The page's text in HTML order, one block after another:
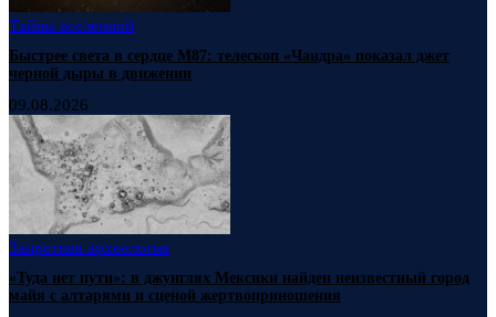
Тайны вселенной
Быстрее света в сердце М87: телескоп «Чандра» показал джет
черной дыры в движении
09.08.2026
Запретная археология
«Туда нет пути»: в джунглях Мексики найден неизвестный город
майя с алтарями и сценой жертвоприношения